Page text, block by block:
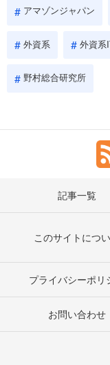
アマゾンジャパン
外資系 外資系
野村総合研究所
記事一覧
このサイトにつ
プライバシーポリ
お問い合わせ